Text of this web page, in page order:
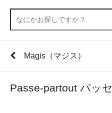
Magis（マジス）
Passe-partout パッ